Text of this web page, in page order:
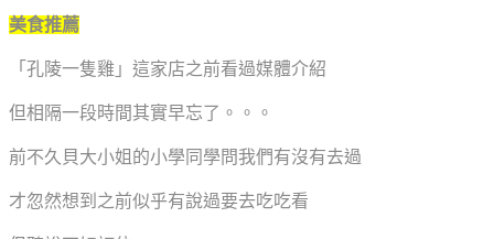
美食推薦
「孔陵一隻雞」這家店之前看過媒體介紹
但相隔一段時間其實早忘了。。。
前不久貝大小姐的小學同學問我們有沒有去過
才忽然想到之前似乎有說過要去吃吃看